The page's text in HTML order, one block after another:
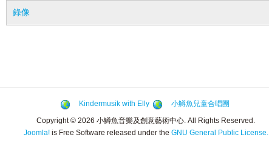
錄像
Kindermusik with Elly
小鱒魚兒童合唱團
Copyright © 2026 小鱒魚音樂及創意藝術中心. All Rights Reserved.
Joomla!is Free Software released under the GNU General Public License.